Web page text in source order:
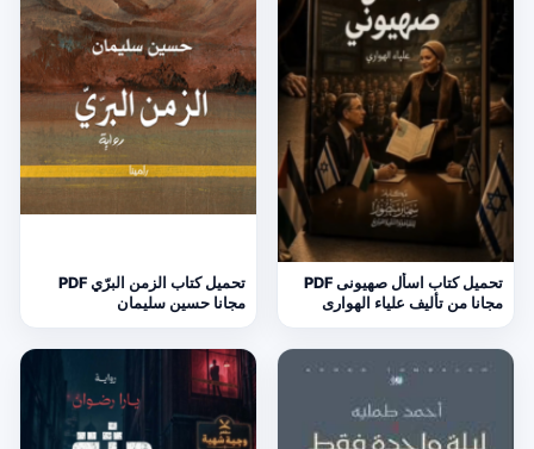
تحميل كتاب اسأل صهيونى PDF
مجانا من تأليف علياء الهوارى
تحميل كتاب الزمن البرّي PDF
مجانا حسين سليمان